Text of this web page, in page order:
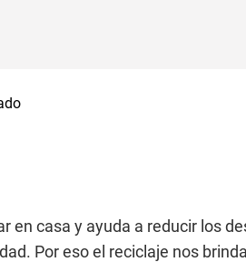
en casa y ayuda a reducir los
Por eso el reciclaje nos